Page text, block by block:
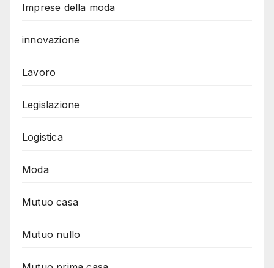
Imprese della moda
innovazione
Lavoro
Legislazione
Logistica
Moda
Mutuo casa
Mutuo nullo